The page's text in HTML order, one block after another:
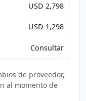
USD 2,798
USD 1,298
Consultar
de proveedor,
al momento de